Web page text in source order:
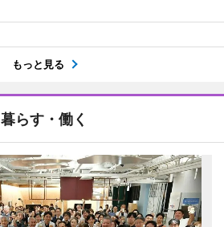
もっと見る
暮らす・働く